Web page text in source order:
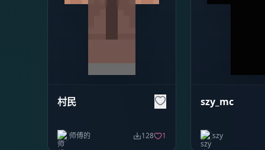
村民
师傅的 128 1
szy_mc
szy